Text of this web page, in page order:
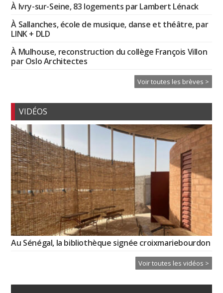
À Ivry-sur-Seine, 83 logements par Lambert Lénack
À Sallanches, école de musique, danse et théâtre, par
LINK + DLD
À Mulhouse, reconstruction du collège François Villon
par Oslo Architectes
Voir toutes les brèves >
VIDÉOS
Au Sénégal, la bibliothèque signée croixmariebourdon
Voir toutes les vidéos >